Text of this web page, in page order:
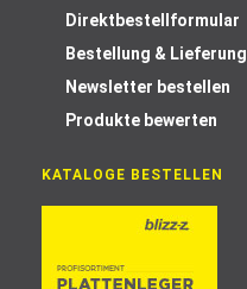
Direktbestellformular
Bestellung & Lieferung
Newsletter bestellen
Produkte bewerten
KATALOGE BESTELLEN